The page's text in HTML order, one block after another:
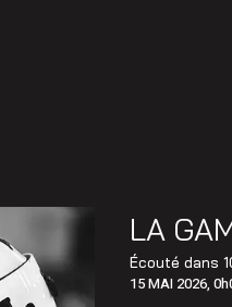
feu de cuisine sur la rue
la qualité de vie des
de fer vers le
accompagnera une 6 e
le signe de la
LA
Écouté dans
15 MAI 2026,